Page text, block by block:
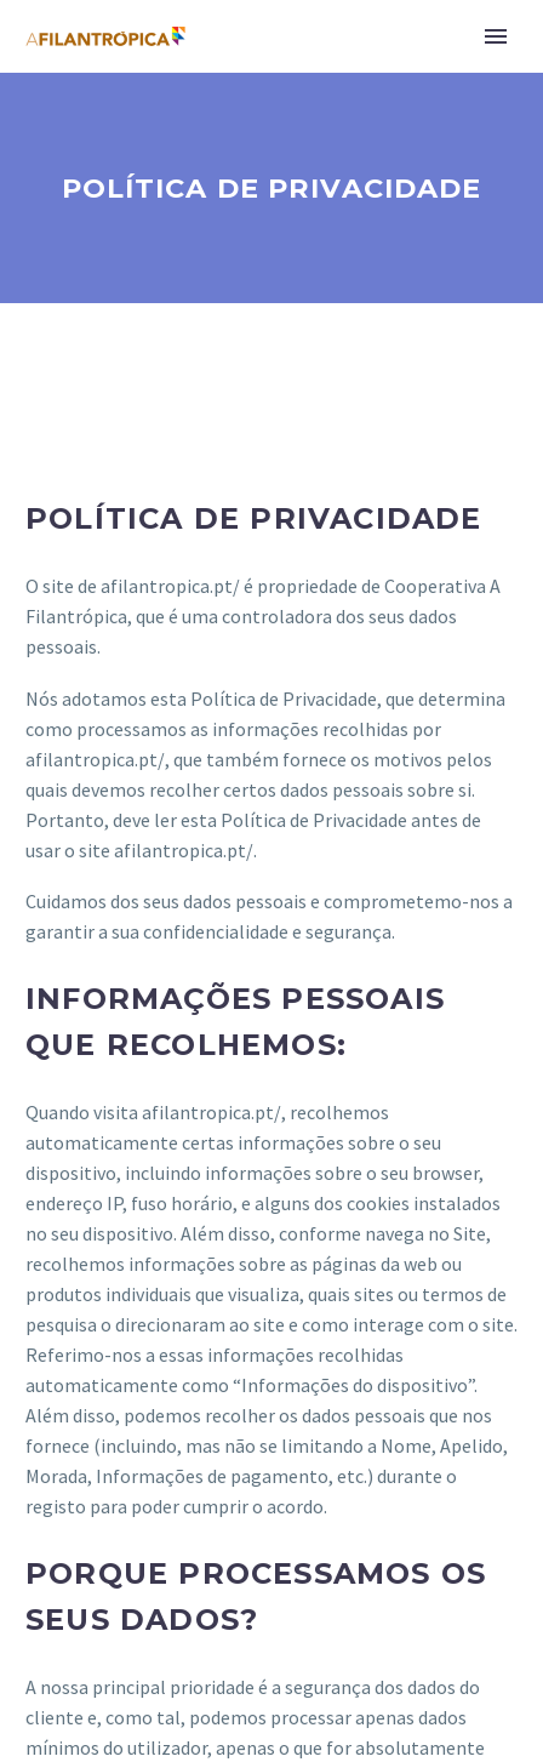
POLÍTICA DE PRIVACIDADE
POLÍTICA DE PRIVACIDADE
O site de afilantropica.pt/ é propriedade de Cooperativa A
Filantrópica, que é uma controladora dos seus dados
pessoais.
Nós adotamos esta Política de Privacidade, que determina
como processamos as informações recolhidas por
afilantropica.pt/, que também fornece os motivos pelos
quais devemos recolher certos dados pessoais sobre si.
Portanto, deve ler esta Política de Privacidade antes de
usar o site afilantropica.pt/.
Cuidamos dos seus dados pessoais e comprometemo-nos a
garantir a sua confidencialidade e segurança.
INFORMAÇÕES PESSOAIS
QUE RECOLHEMOS:
Quando visita afilantropica.pt/, recolhemos
automaticamente certas informações sobre o seu
dispositivo, incluindo informações sobre o seu browser,
endereço IP, fuso horário, e alguns dos cookies instalados
no seu dispositivo. Além disso, conforme navega no Site,
recolhemos informações sobre as páginas da web ou
produtos individuais que visualiza, quais sites ou termos de
pesquisa o direcionaram ao site e como interage com o site.
Referimo-nos a essas informações recolhidas
automaticamente como “Informações do dispositivo”.
Além disso, podemos recolher os dados pessoais que nos
fornece (incluindo, mas não se limitando a Nome, Apelido,
Morada, Informações de pagamento, etc.) durante o
registo para poder cumprir o acordo.
PORQUE PROCESSAMOS OS
SEUS DADOS?
A nossa principal prioridade é a segurança dos dados do
cliente e, como tal, podemos processar apenas dados
mínimos do utilizador, apenas o que for absolutamente